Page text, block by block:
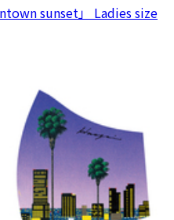
sunset」 Ladies size